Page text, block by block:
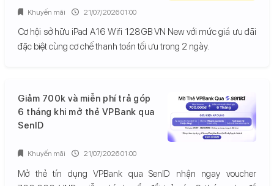
Cơ hội sở hữu iPad A16 Wifi 128GB VN New với mức giá ưu đãi
đặc biệt cùng cơ chế thanh toán tối ưu trong 2 ngày.
Khuyến mãi 21/07/2026 01:00
Giảm 700k và miễn phí trả góp
6 tháng khi mở thẻ VPBank qua
SenID
Mở thẻ tín dụng VPBank qua SenID nhận ngay voucher
Khuyến mãi 21/07/2026 01:00